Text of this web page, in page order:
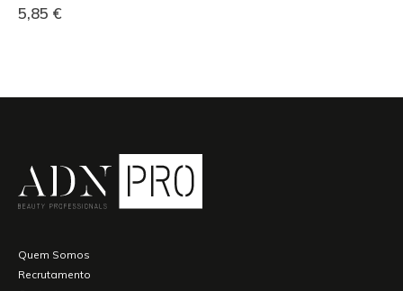
5,85 €
Quem Somos
Recrutamento